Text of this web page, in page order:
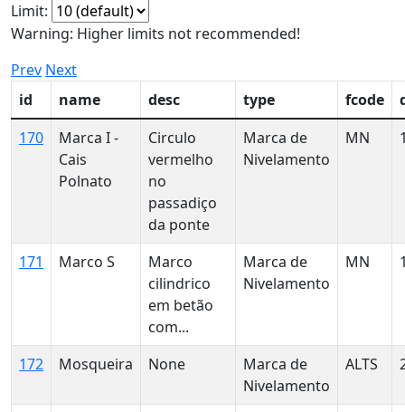
Limit:
Warning: Higher limits not recommended!
Prev Next
id
name desc type fcode
170
Marca I -
Cais
Polnato
Circulo
vermelho
no
passadiço
da ponte
Marca de
Nivelamento
MN
171 Marco S
Marco
cilindrico
em betão
com...
Marca de
Nivelamento
MN
172 Mosqueira None
Marca de
Nivelamento
ALTS